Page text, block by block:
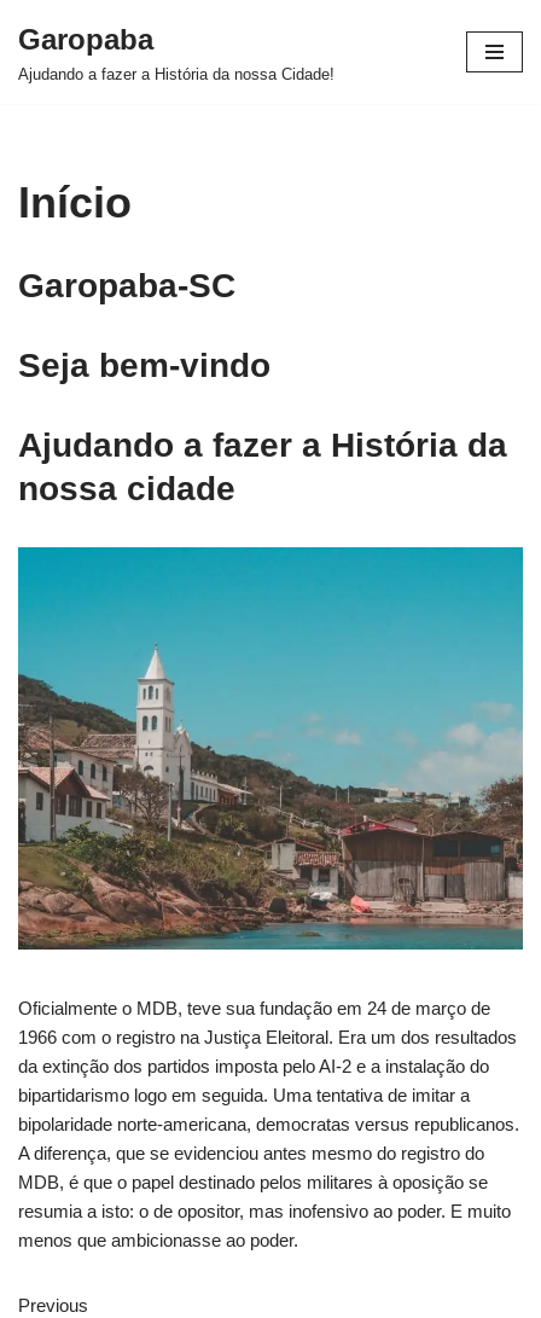
Pular
Garopaba
Ajudando a fazer a História da nossa Cidade!
Início
Garopaba-SC
Seja bem-vindo
Ajudando a fazer a História da
nossa cidade
Oficialmente o MDB, teve sua fundação em 24 de março de
1966 com o registro na Justiça Eleitoral. Era um dos resultados
da extinção dos partidos imposta pelo AI-2 e a instalação do
bipartidarismo logo em seguida. Uma tentativa de imitar a
bipolaridade norte-americana, democratas versus republicanos.
A diferença, que se evidenciou antes mesmo do registro do
MDB, é que o papel destinado pelos militares à oposição se
resumia a isto: o de opositor, mas inofensivo ao poder. E muito
menos que ambicionasse ao poder.
Previous